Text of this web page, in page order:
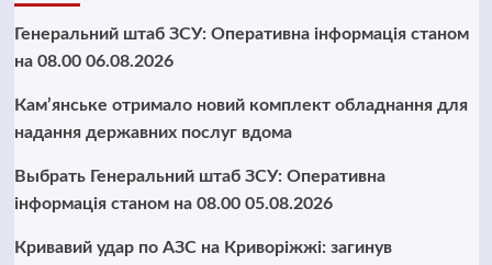
Генеральний штаб ЗСУ: Оперативна інформація станом
на 08.00 06.08.2026
Кам’янське отримало новий комплект обладнання для
надання державних послуг вдома
Выбрать Генеральний штаб ЗСУ: Оперативна
інформація станом на 08.00 05.08.2026
Кривавий удар по АЗС на Криворіжжі: загинув